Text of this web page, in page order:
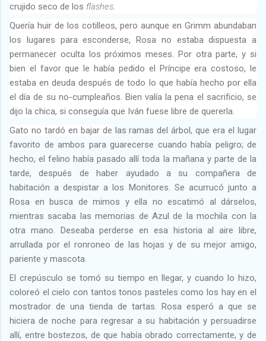
crujido seco de los flashes
Quería huir de los cotilleos, pero aunque en Grimm abundaban
los lugares para esconderse, Rosa no estaba dispuesta a
permanecer oculta los próximos meses. Por otra parte, y si
bien el favor que le había pedido el Príncipe era costoso, le
estaba en deuda después de todo lo que había hecho por ella
el día de su no-cumpleaños . Bien valía la pena el sacrificio, se
dijo la chica, si conseguía que Iván fuese libre de quererla.
Gato no tardó en bajar de las ramas del árbol, que era el lugar
favorito de ambos para guarecerse cuando había peligro; de
hecho, el felino había pasado allí toda la mañana y parte de la
tarde, después de haber ayudado a su compañera de
habitación a despistar a los Monitores. Se acurrucó junto a
Rosa en busca de mimos y ella no escatimó al dárselos,
mientras sacaba las memorias de Azul de la mochila con la
otra mano. Deseaba perderse en esa historia al aire libre,
arrullada por el ronroneo de las hojas y de su mejor amigo,
pariente y mascota.
El crepúsculo se tomó su tiempo en llegar, y cuando lo hizo,
coloreó el cielo con tantos tonos pasteles como los hay en el
mostrador de una tienda de tartas. Rosa esperó a que se
hiciera de noche para regresar a su habitación y persuadirse
allí, entre bostezos, de que había obrado correctamente, y de